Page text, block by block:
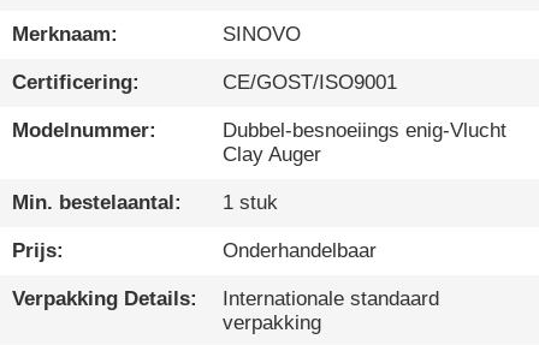
VR-
SHOW
ONS
FABRIEKSREIS
Merknaam: SINOVO
Certificering: CE/GOST/ISO9001
Modelnummer:
Dubbel-besnoeiings enig-Vlucht
Clay Auger
Min. bestelaantal: 1 stuk
Prijs: Onderhandelbaar
Verpakking Details:
Internationale standaard
verpakking